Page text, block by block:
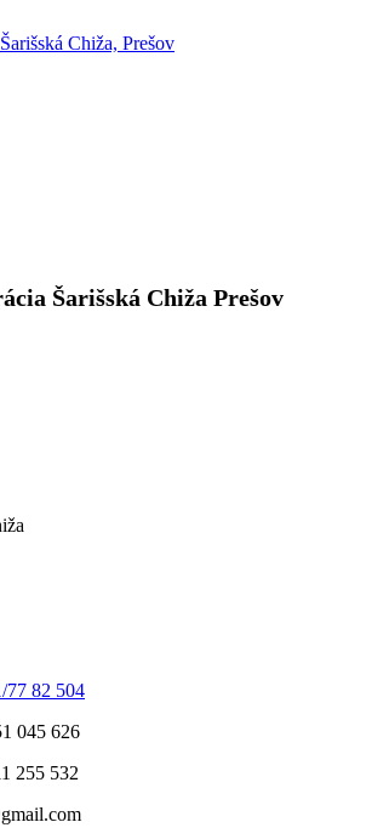
Šarišská Chiža Prešov
77 82 504
626
532